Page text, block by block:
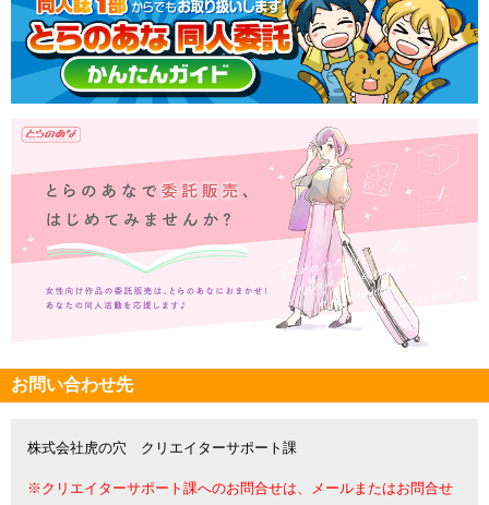
お問い合わせ先
株式会社虎の穴 クリエイターサポート課
※クリエイターサポート課へのお問合せは、メールまたはお問合せ